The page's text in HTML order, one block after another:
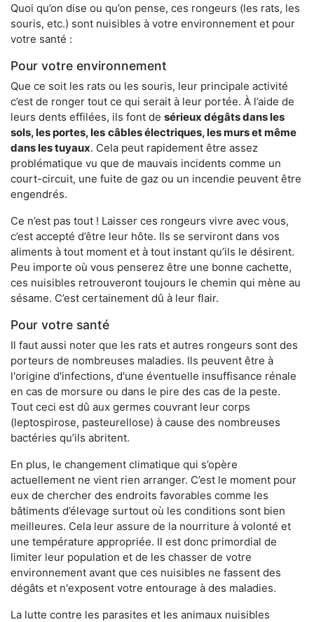
Quoi qu’on dise ou qu’on pense, ces rongeurs (les rats, les
souris, etc.) sont nuisibles à votre environnement et pour
votre santé :
Pour votre environnement
Que ce soit les rats ou les souris, leur principale activité
c’est de ronger tout ce qui serait à leur portée. À l’aide de
leurs dents effilées, ils font de sérieux dégâts dans les
sols, les portes, les câbles électriques, les murs et même
dans les tuyaux. Cela peut rapidement être assez
problématique vu que de mauvais incidents comme un
court-circuit, une fuite de gaz ou un incendie peuvent être
engendrés.
Ce n’est pas tout ! Laisser ces rongeurs vivre avec vous,
c’est accepté d’être leur hôte. Ils se serviront dans vos
aliments à tout moment et à tout instant qu’ils le désirent.
Peu importe où vous penserez être une bonne cachette,
ces nuisibles retrouveront toujours le chemin qui mène au
sésame. C’est certainement dû à leur flair.
Pour votre santé
Il faut aussi noter que les rats et autres rongeurs sont des
porteurs de nombreuses maladies. Ils peuvent être à
l'origine d'infections, d'une éventuelle insuffisance rénale
en cas de morsure ou dans le pire des cas de la peste.
Tout ceci est dû aux germes couvrant leur corps
(leptospirose, pasteurellose) à cause des nombreuses
bactéries qu’ils abritent.
En plus, le changement climatique qui s’opère
actuellement ne vient rien arranger. C’est le moment pour
eux de chercher des endroits favorables comme les
bâtiments d’élevage surtout où les conditions sont bien
meilleures. Cela leur assure de la nourriture à volonté et
une température appropriée. Il est donc primordial de
limiter leur population et de les chasser de votre
environnement avant que ces nuisibles ne fassent des
dégâts et n'exposent votre entourage à des maladies.
La lutte contre les parasites et les animaux nuisibles